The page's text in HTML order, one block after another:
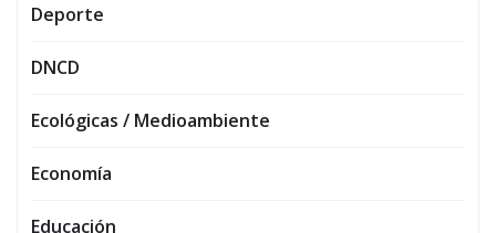
Deporte
DNCD
Ecológicas / Medioambiente
Economía
Educación